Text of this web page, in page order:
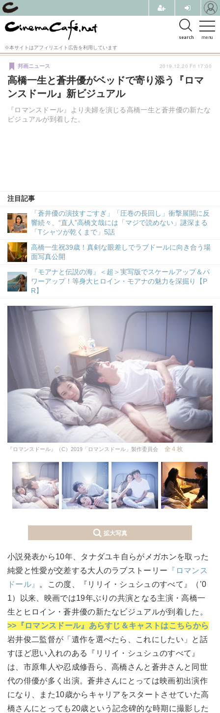
menu
search
※本サイトはアフィリエイト広告を利用しています
高橋一生と蒼井優がベッドで寄り添う『ロマ
ンスドール』新ビジュアル
『ロマンスドール』より夫婦を演じる高橋一生と蒼井優の新たな
ビジュアルが到着した。
邦画ニュース
注目記事
「蒼井優の演技すごすぎ」「圧巻の長回し」衝撃展開に反
響続々、“直人”高橋文哉には「マジで読めない」謎深まる
「Tシャツが乾くまで」5話
高橋一生祝39歳！真剣な眼差しでラブドールに向き合う場
面写真公開
『モアナと伝説の海』＜超＞実写版でスケールアップ＆パ
ワーアップ！等身大ヒロイン・モアナの魅力を深掘り【P
R】
2019.12.20 Fri 17:00
『ロマンスドール』（C）2019「ロマンスドール」製作委員会 全 4 枚
拡大写真
小説発表から10年、タナダユキ自らがメガホンを取った
純愛と性愛が交差する大人のラブストーリー 『ロマンス
ドール』
。この度、『リリイ・シュシュのすべて』（’0
1）以来、映画では19年ぶりの共演となる主演・高橋一
生とヒロイン・蒼井優の新たなビジュアルが到着した。
>>『ロマンスドール』あらすじ＆キャストはこちらから
岩井俊二監督が「遺作を選べたら、これにしたい」と話
すほど思い入れのある『リリイ・シュシュのすべて』
は、市原隼人や忍成修吾ら、高橋さんと蒼井さんと同世
代の俳優が多く出演。蒼井さんにとっては映画初出演作
になり、また10歳からキャリアをスタートさせていた高
橋さんにとっても20歳という記念碑的な時期に撮影した